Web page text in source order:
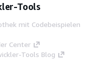
Tools
mit Codebeispielen
Center
Tools Blog